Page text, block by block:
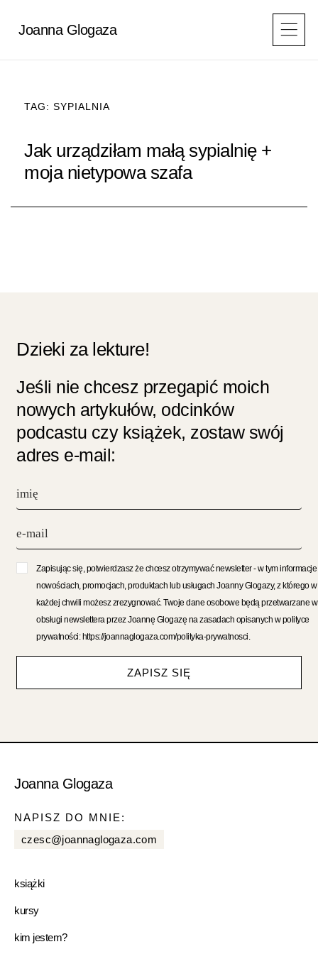
Joanna Glogaza
TAG: SYPIALNIA
Jak urządziłam małą sypialnię +
moja nietypowa szafa
Dzieki za lekture!
Jeśli nie chcesz przegapić moich
nowych artykułów, odcinków
podcastu czy książek, zostaw swój
adres e-mail:
Zapisując się, potwierdzasz że chcesz otrzymywać newsletter - w tym informacje
nowościach, promocjach, produktach lub usługach Joanny Glogazy, z którego w
każdej chwili możesz zrezygnować. Twoje dane osobowe będą przetwarzane
obsługi newslettera przez Joannę Glogazę na zasadach opisanych w polityce
prywatności: https://joannaglogaza.com/polityka-prywatnosci.
ZAPISZ SIĘ
Joanna Glogaza
NAPISZ DO MNIE:
czesc@joannaglogaza.com
książki
kursy
kim jestem?